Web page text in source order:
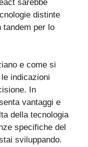
sarebbe
distinte
tandem per lo
e come si
indicazioni
In
vantaggi e
della tecnologia
specifiche del
sviluppando.